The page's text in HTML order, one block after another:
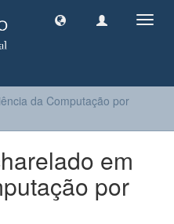
da Computação por
em
por